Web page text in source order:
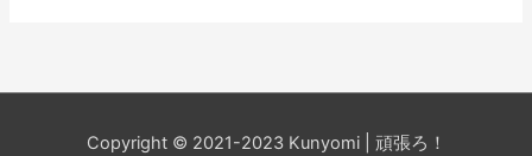
Copyright © 2021-2023 Kunyomi | 頑張ろ！